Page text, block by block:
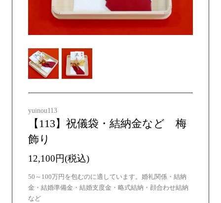
yuinou113
【113】祝儀袋・結納金など 梅
飾り
12,100円(税込)
50～100万円を包むのに適しています。婚礼関係・結納
金・結婚準備金・結婚支度金・略式結納・顔合わせ結納
など